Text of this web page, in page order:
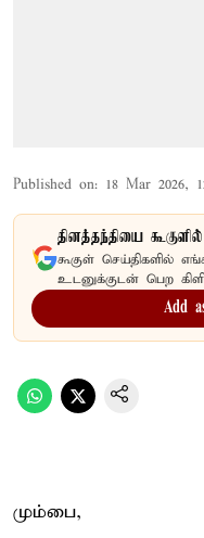
Published on: 18 Mar 2026,
தினத்தந்தியை
கூகுள் செய்திகளில்
உடனுக்குடன் பெற
Add
மும்பை,